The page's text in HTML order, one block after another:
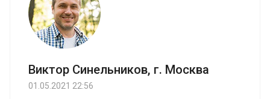
Виктор Синельников, г. Москва
01.05.2021 22:56